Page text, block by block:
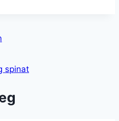
spinat